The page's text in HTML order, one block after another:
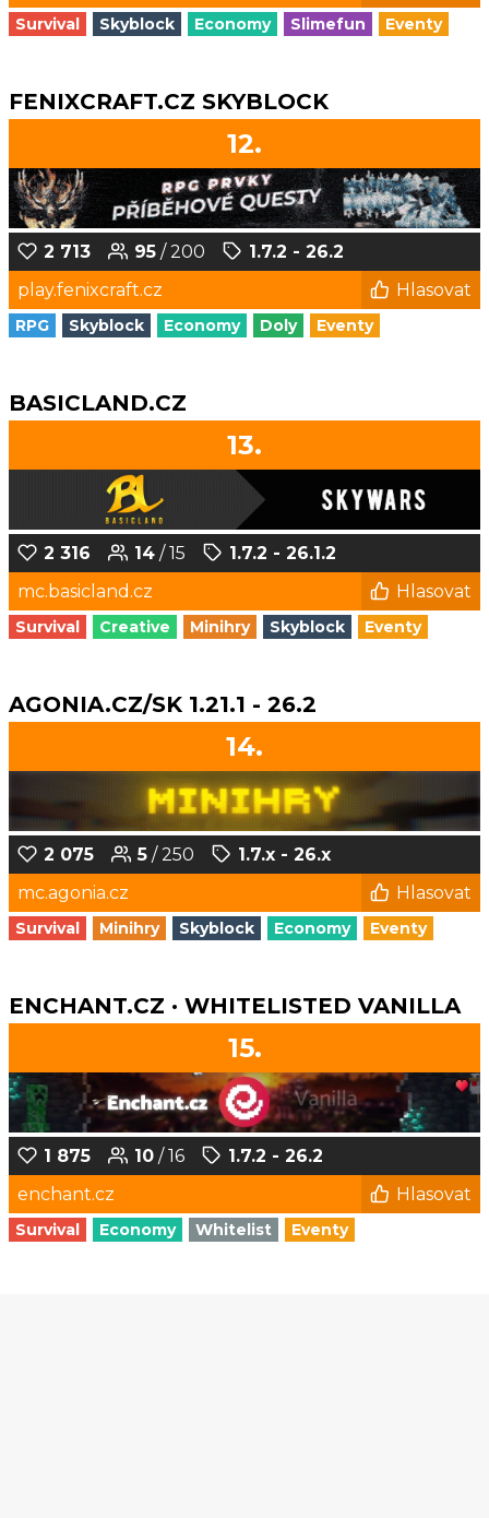
Survival Skyblock Economy Slimefun Eventy
FENIXCRAFT.CZ SKYBLOCK
12.
2 713 95 / 200
1.7.2 - 26.2
play.fenixcraft.cz
Hlasovat
RPG Skyblock Economy Doly Eventy
BASICLAND.CZ
13.
2 316 14 / 15
1.7.2 - 26.1.2
mc.basicland.cz
Hlasovat
Survival Creative Minihry Skyblock Eventy
AGONIA.CZ/SK 1.21.1 - 26.2
14.
2 075 5 / 250
1.7.x - 26.x
mc.agonia.cz
Hlasovat
Survival Minihry Skyblock Economy Eventy
ENCHANT.CZ · WHITELISTED VANILLA
15.
1 875 10 / 16
1.7.2 - 26.2
enchant.cz
Hlasovat
Survival Economy Whitelist Eventy